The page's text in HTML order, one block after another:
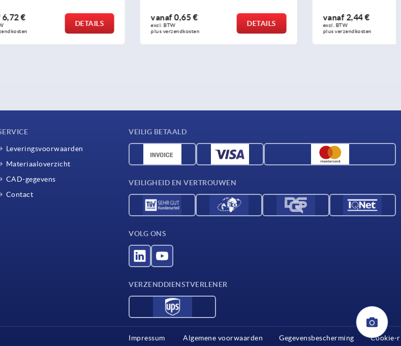
DETAILS
0,65 €
excl. BTW
plus verzendkosten
DETAILS
2,44 €
excl. BTW
plus verzendkosten
DETAILS
Leveringsvoorwaarden
Materiaaloverzicht
CAD-gegevens
Contact
VEILIG BETAALD
VEILIGHEID EN VERTROUWEN
VOLG ONS
VERZENDDIENSTVERLENER
Impressum Algemene voorwaarden Gegevensbescherming Cookie-